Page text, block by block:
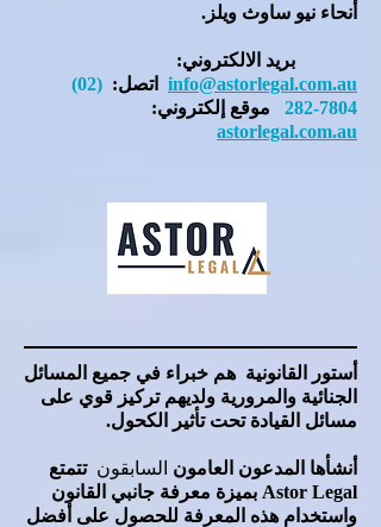
أنحاء نيو ساوث ويلز.
بريد الالكتروني:
info@astorlegal.com.au
اتصل:
(02)
7804-282
موقع إلكتروني:
astorlegal.com.au
أستور القانونية هم خبراء في جميع المسائل
الجنائية والمرورية ولديهم تركيز قوي على
مسائل القيادة تحت تأثير الكحول.
أنشأها المدعون العامون السابقونتتمتع
Astor Legal بميزة معرفة جانبي القانون
واستخدام هذه المعرفة للحصول على أفضل